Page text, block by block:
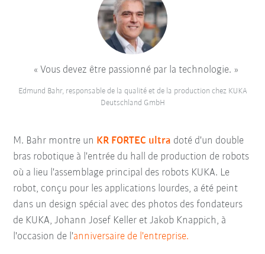
Vous devez être passionné par la technologie.
Edmund Bahr, responsable de la qualité et de la production chez KUKA
Deutschland GmbH
M. Bahr montre un KR FORTEC ultra doté d'un double
bras robotique à l'entrée du hall de production de robots
où a lieu l'assemblage principal des robots KUKA. Le
robot, conçu pour les applications lourdes, a été peint
dans un design spécial avec des photos des fondateurs
de KUKA, Johann Josef Keller et Jakob Knappich, à
l'occasion de l'anniversaire de l'entreprise.